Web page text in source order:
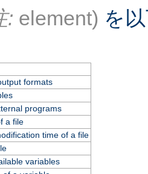
: element) を
formats
programs
a file
time of a file
variables